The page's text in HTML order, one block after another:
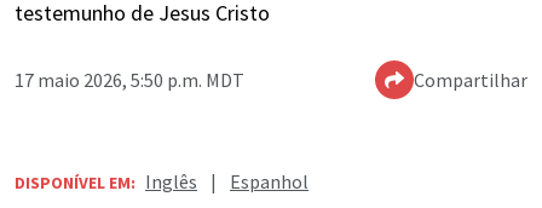
testemunho de Jesus Cristo
17 maio 2026, 5:50 p.m. MDT Compartilhar
DISPONÍVEL EM: Inglês | Espanhol